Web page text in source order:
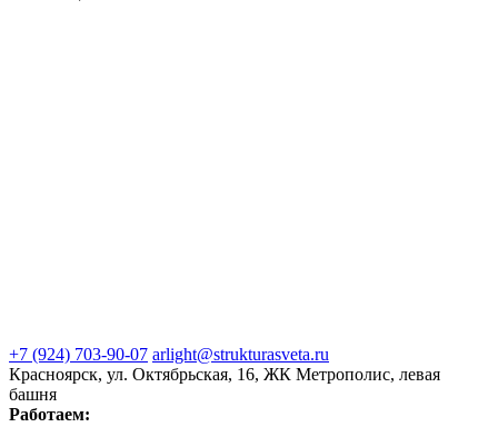
+7 (924) 703-90-07 arlight@strukturasveta.ru
Красноярск, ул. Октябрьская, 16, ЖК Метрополис, левая
башня
Работаем: